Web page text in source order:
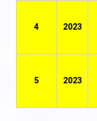
4 2023
5 2023